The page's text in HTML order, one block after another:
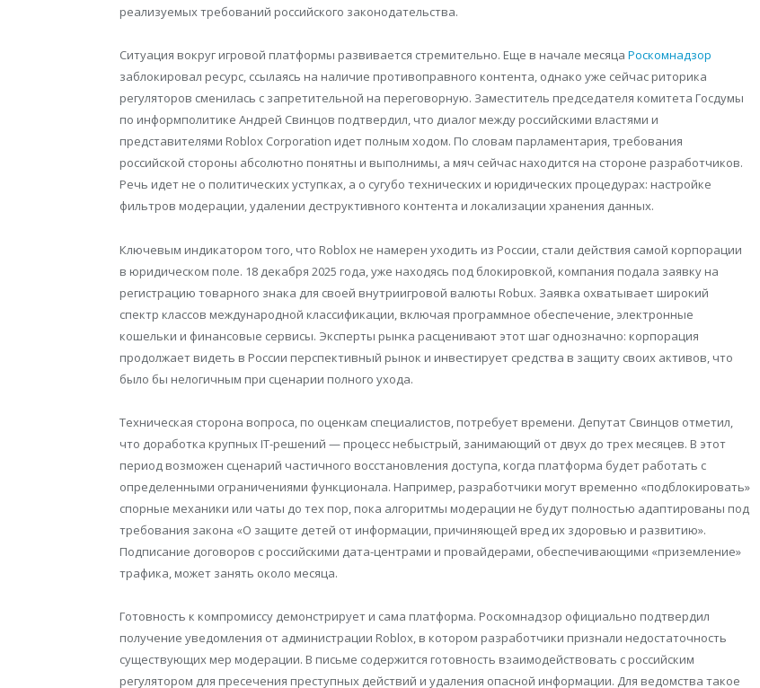
реализуемых требований российского законодательства.
Ситуация вокруг игровой платформы развивается стремительно. Еще в начале месяца Роскомнадзор
заблокировал ресурс, ссылаясь на наличие противоправного контента, однако уже сейчас риторика
регуляторов сменилась с запретительной на переговорную. Заместитель председателя комитета Госдумы
по информполитике Андрей Свинцов подтвердил, что диалог между российскими властями и
представителями Roblox Corporation идет полным ходом. По словам парламентария, требования
российской стороны абсолютно понятны и выполнимы, а мяч сейчас находится на стороне разработчиков.
Речь идет не о политических уступках, а о сугубо технических и юридических процедурах: настройке
фильтров модерации, удалении деструктивного контента и локализации хранения данных.
Ключевым индикатором того, что Roblox не намерен уходить из России, стали действия самой корпорации
в юридическом поле. 18 декабря 2025 года, уже находясь под блокировкой, компания подала заявку на
регистрацию товарного знака для своей внутриигровой валюты Robux. Заявка охватывает широкий
спектр классов международной классификации, включая программное обеспечение, электронные
кошельки и финансовые сервисы. Эксперты рынка расценивают этот шаг однозначно: корпорация
продолжает видеть в России перспективный рынок и инвестирует средства в защиту своих активов, что
было бы нелогичным при сценарии полного ухода.
Техническая сторона вопроса, по оценкам специалистов, потребует времени. Депутат Свинцов отметил,
что доработка крупных IT-решений — процесс небыстрый, занимающий от двух до трех месяцев. В этот
период возможен сценарий частичного восстановления доступа, когда платформа будет работать с
определенными ограничениями функционала. Например, разработчики могут временно «подблокировать»
спорные механики или чаты до тех пор, пока алгоритмы модерации не будут полностью адаптированы под
требования закона «О защите детей от информации, причиняющей вред их здоровью и развитию».
Подписание договоров с российскими дата-центрами и провайдерами, обеспечивающими «приземление»
трафика, может занять около месяца.
Готовность к компромиссу демонстрирует и сама платформа. Роскомнадзор официально подтвердил
получение уведомления от администрации Roblox, в котором разработчики признали недостаточность
существующих мер модерации. В письме содержится готовность взаимодействовать с российским
регулятором для пресечения преступных действий и удаления опасной информации. Для ведомства такое